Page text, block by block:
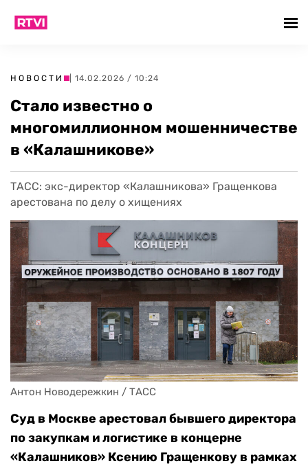
НОВОСТИ | 14.02.2026 / 10:24
Стало известно о
многомиллионном мошенничестве
в «Калашникове»
ТАСС: экс-директор «Калашникова» Гращенкова
арестована по делу о хищениях
Антон Новодережкин / ТАСС
Суд в Москве арестовал бывшего директора
по закупкам и логистике в концерне
«Калашников» Ксению Гращенкову в рамках